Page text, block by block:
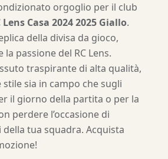
orgoglio per il club
Casa 2024 2025 Giallo.
della divisa da gioco,
passione del RC Lens.
traspirante di alta qualità,
sia in campo che sugli
il giorno della partita o per la
perdere l’occasione di
tua squadra. Acquista